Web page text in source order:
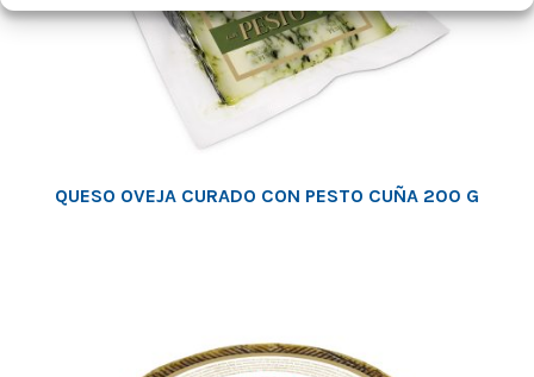
QUESO OVEJA CURADO CON PESTO CUÑA 200 G